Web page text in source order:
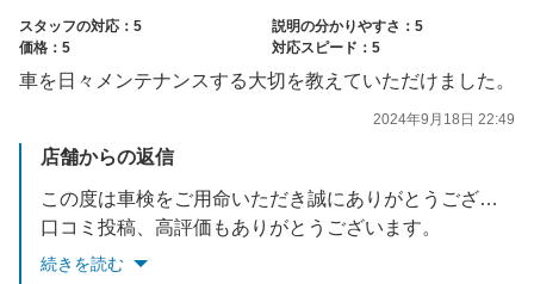
スタッフの対応：5
説明の分かりやすさ：5
価格：5
対応スピード：5
車を日々メンテナンスする大切を教えていただけました。
2024年9月18日 22:49
店舗からの返信
この度は車検をご用命いただき誠にありがとうございます。
口コミ投稿、高評価もありがとうございます。
日頃のタイヤエアチェック、日常点検は無料で行っておりますのでお気軽にご利用ください。タイヤの空気圧は２～３か月に一度はみてあげると良い状態を保つことができます。
続きを読む